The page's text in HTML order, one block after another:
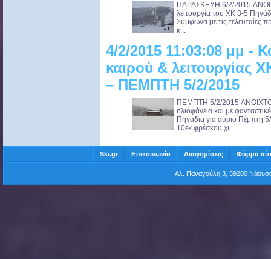
ΠΑΡΑΣΚΕΥΗ 6/2/2015
λειτουργία του ΧΚ 3-5
Σύμφωνα με τις τελευταίες
κ...
4/2/2015 11:03:08 μμ -
καιρού &
– ΠΕΜΠΤΗ 5/2/2015
ΠΕΜΠΤΗ 5/2/2015
ηλιοφάνεια και με
Πηγάδια για αύριο Πέμπτη
10εκ φρέσκου χι...
Ski.gr Επικοινωνία Διαφημίσεις Φόρμα
Αλ. Παναγούλη 3, 59200